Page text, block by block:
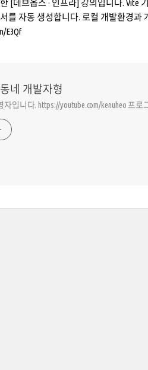
[데브옵스 · 인프라] 강의입니다. Vite
를 자동 생성합니다. 로컬 개발환경과
E3Qf
네 개발자형
자입니다. https://youtube.com/kenuheo 프로